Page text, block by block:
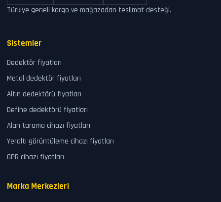
Türkiye geneli kargo ve mağazadan teslimat desteği.
Sistemler
Dedektör fiyatları
Metal dedektör fiyatları
Altın dedektörü fiyatları
Define dedektörü fiyatları
Alan tarama cihazı fiyatları
Yeraltı görüntüleme cihazı fiyatları
GPR cihazı fiyatları
Marka Merkezleri